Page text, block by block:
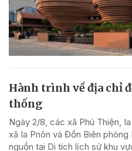
Hành trình về địa chỉ
thống
Ngày 2/8, các xã Phú Thiện,
xã Ia Pnôn và Đồn Biên
nguồn tại Di tích lịch sử khu